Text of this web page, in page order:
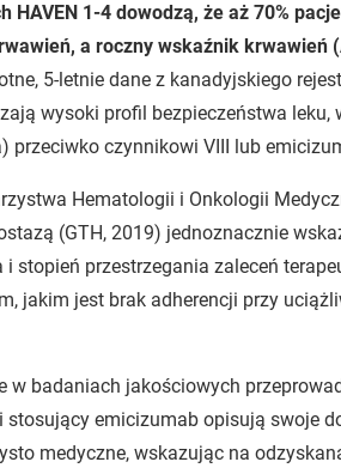
HAVEN 1-4 dowodzą, że aż 70%
a roczny wskaźnik krwawień
5-letnie dane z kanadyjskiego
wysoki profil bezpieczeństwa leku,
przeciwko czynnikowi VIII lub
Hematologii i Onkologii
(GTH, 2019) jednoznacznie
stopień przestrzegania zaleceń
jakim jest brak adherencji przy
w badaniach jakościowych
stosujący emicizumab opisują swoje
medyczne, wskazując na